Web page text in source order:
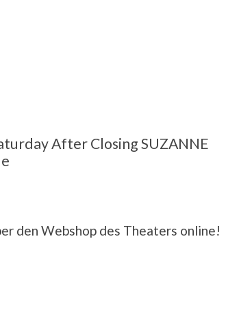
After Closing SUZANNE
den Webshop des Theaters online!